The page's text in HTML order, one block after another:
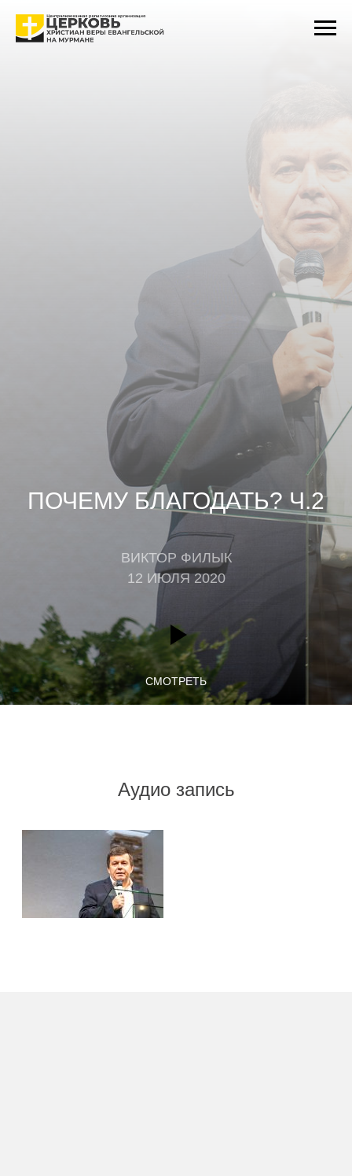
ПОЧЕМУ БЛАГОДАТЬ? Ч.2
ВИКТОР ФИЛЫК
12 ИЮЛЯ 2020
СМОТРЕТЬ
Аудио запись